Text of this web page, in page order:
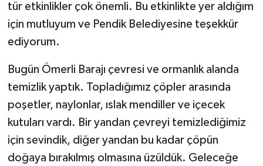
tür etkinlikler çok önemli. Bu etkinlikte yer aldığım
için mutluyum ve Pendik Belediyesine teşekkür
ediyorum.
Bugün Ömerli Barajı çevresi ve ormanlık alanda
temizlik yaptık. Topladığımız çöpler arasında
poşetler, naylonlar, ıslak mendiller ve içecek
kutuları vardı. Bir yandan çevreyi temizlediğimiz
için sevindik, diğer yandan bu kadar çöpün
doğaya bırakılmış olmasına üzüldük. Geleceğe